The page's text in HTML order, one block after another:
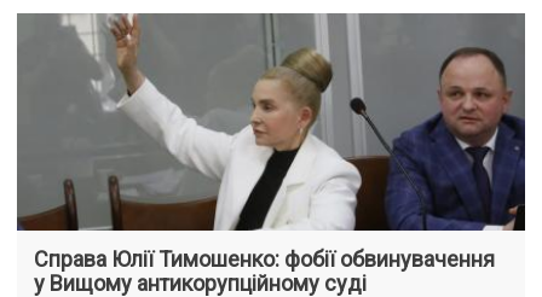
Справа Юлії Тимошенко: фобії обвинувачення
у Вищому антикорупційному суді